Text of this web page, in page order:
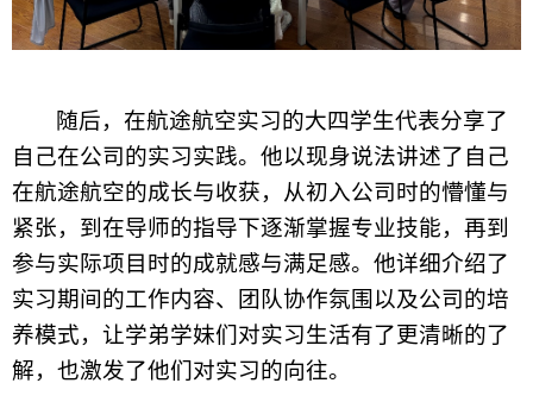
随后，在航途航空实习的大四学生代表分享了
自己在公司的实习实践。他以现身说法讲述了 自己
在航途航空的成长与收获，从初入公司时的懵懂与
紧张，到在导师的指导下逐渐掌握专业技能，再到
参与实际项目时的成就感与满足感。他详细介绍了
实习期间的工作内容、团队协作氛围以及公司的培
养模式，让学弟学妹们对实习生活有了更清晰的了
解，也激发了他们对实习的向往。